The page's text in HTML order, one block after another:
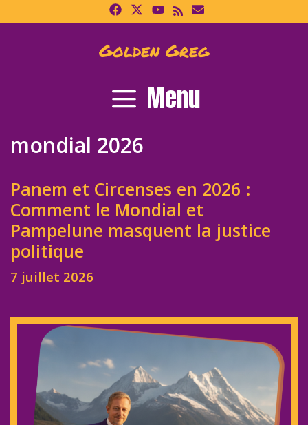
to
Golden Greg
Menu
mondial 2026
Panem et Circenses en 2026 :
Comment le Mondial et
Pampelune masquent la justice
politique
7 juillet 2026